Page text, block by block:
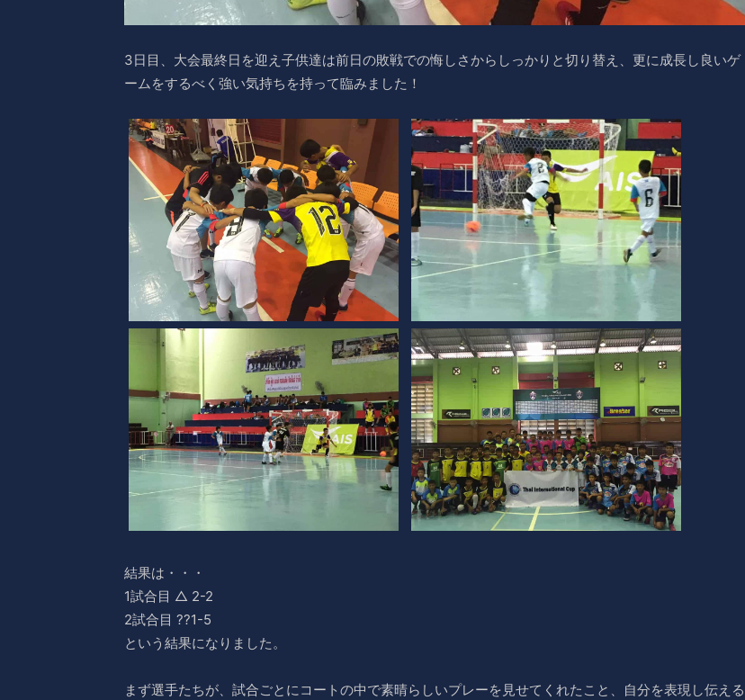
3日目、大会最終日を迎え子供達は前日の敗戦での悔しさからしっかりと切り替え、更に成長し良いゲ
ームをするべく強い気持ちを持って臨みました！
結果は・・・
1試合目 △ 2-2
2試合目 ??1-5
という結果になりました。
まず選手たちが、試合ごとにコートの中で素晴らしいプレーを見せてくれたこと、自分を表現し伝える